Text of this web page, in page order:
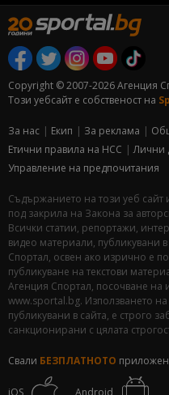
Copyright © 2007-2026 Агенция
Този уебсайт е собственост на
За нас Екип За рекламa
Етични правила на НСС
Лични
Управление на предпочитания
Съдържанието на този уеб сайт
под закрила на Закона за
Всички статии, репортажи,
видео материали, публикувани
Спортал, освен ако изрично е
публикуване на текстови
Агенция Спортал, посочване на
www.sportal.bg. Използването
публикувани в сайта, е строго
санкционирани с цялата
Свали БЕЗПЛАТНОТО
iOS Android